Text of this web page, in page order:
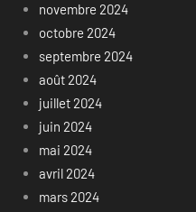
novembre 2024
octobre 2024
septembre 2024
août 2024
juillet 2024
juin 2024
mai 2024
avril 2024
mars 2024